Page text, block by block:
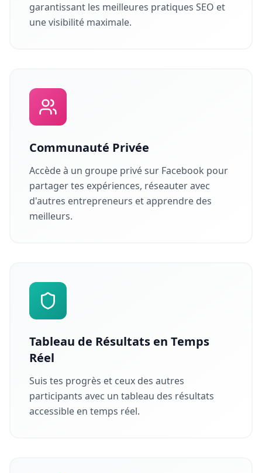
garantissant les meilleures pratiques SEO et
une visibilité maximale.
Communauté Privée
Accède à un groupe privé sur Facebook pour
partager tes expériences, réseauter avec
d'autres entrepreneurs et apprendre des
meilleurs.
Tableau de Résultats en Temps
Réel
Suis tes progrès et ceux des autres
participants avec un tableau des résultats
accessible en temps réel.